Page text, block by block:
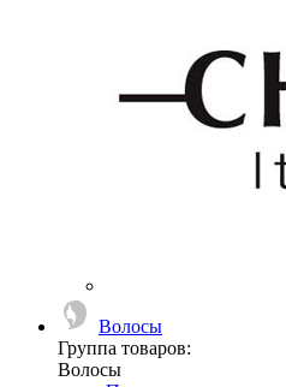
Волосы
Группа товаров:
Волосы